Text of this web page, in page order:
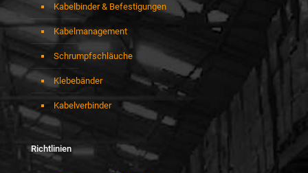
Kabelbinder & Befestigungen
Kabelmanagement
Schrumpfschläuche
Klebebänder
Kabelverbinder
Richtlinien